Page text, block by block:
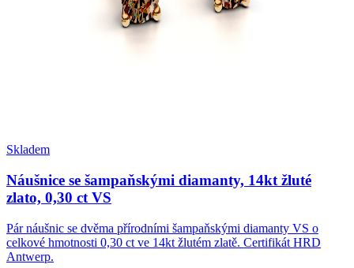
Skladem
Náušnice se šampaňskými diamanty, 14kt žluté
zlato, 0,30 ct VS
Pár náušnic se dvěma přírodními šampaňskými diamanty VS o
celkové hmotnosti 0,30 ct ve 14kt žlutém zlatě. Certifikát HRD
Antwerp.